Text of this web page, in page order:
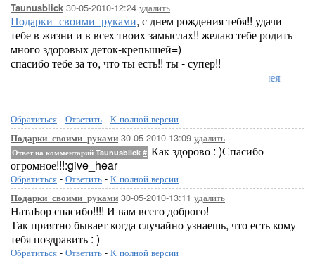
Taunusblick 30-05-2010-12:24 удалить
Подарки_своими_руками, с днем рождения тебя!! удачи
тебе в жизни и в всех твоих замыслах!! желаю тебе родить
много здоровых деток-крепышей=)
спасибо тебе за то, что ты есть!! ты - супер!!
Лорелея
Обратиться - Ответить - К полной версии
Подарки_своими_руками 30-05-2010-13:09 удалить
Ответ на комментарий Taunusblick # Как здорово : )Спасибо
огромное!!!:give_hear
Обратиться - Ответить - К полной версии
Подарки_своими_руками 30-05-2010-13:11 удалить
НатаБор спасибо!!!! И вам всего доброго!
Так приятно бывает когда случайно узнаешь, что есть кому
тебя поздравить : )
Обратиться - Ответить - К полной версии